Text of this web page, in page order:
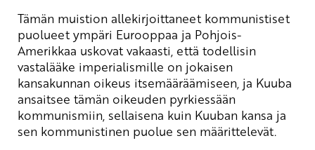
Tämän muistion allekirjoittaneet kommunistiset
puolueet ympäri Eurooppaa ja Pohjois-
Amerikkaa uskovat vakaasti, että todellisin
vastalääke imperialismille on jokaisen
kansakunnan oikeus itsemääräämiseen, ja Kuuba
ansaitsee tämän oikeuden pyrkiessään
kommunismiin, sellaisena kuin Kuuban kansa ja
sen kommunistinen puolue sen määrittelevät.